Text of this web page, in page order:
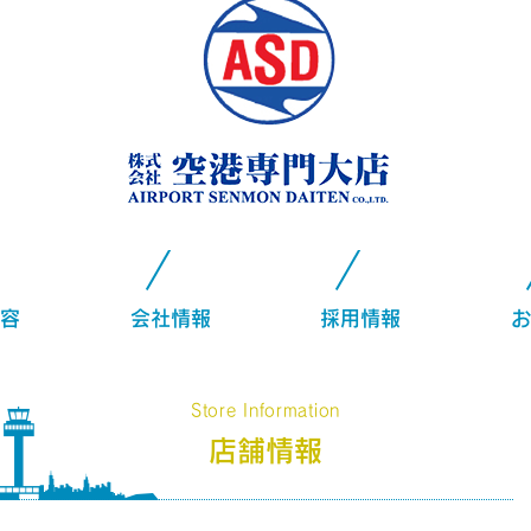
会社情報 採用情報
Store Information
店舗情報